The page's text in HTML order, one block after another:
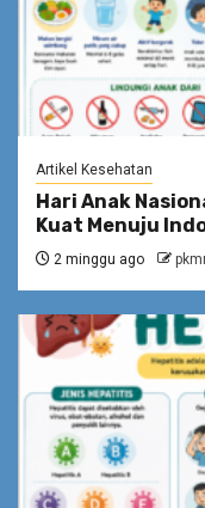
Artikel Kesehatan
Hari Anak
Kuat Menuju
2 minggu ago